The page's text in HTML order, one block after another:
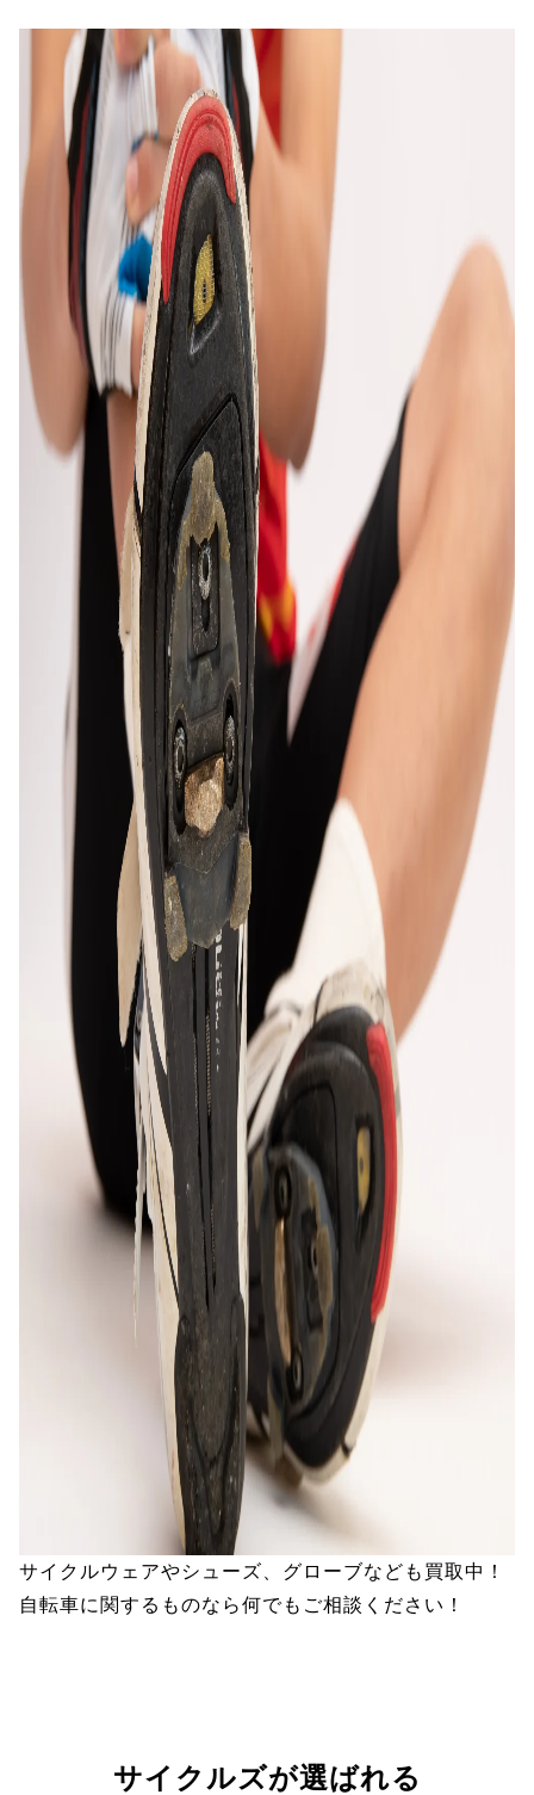
サイクルウェアやシューズ、グローブなども買取中！
自転車に関するものなら何でもご相談ください！
サイクルズが選ばれる